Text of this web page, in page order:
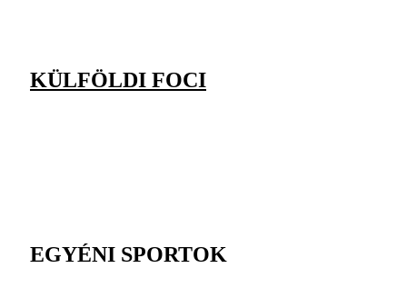
KÜLFÖLDI FOCI
EGYÉNI SPORTOK